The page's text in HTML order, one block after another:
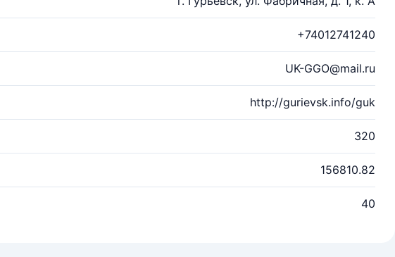
+74012741240
UK-GGO@mail.ru
http://gurievsk.info/guk
320
156810.82
40